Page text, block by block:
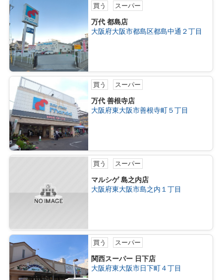
買う スーパー
万代 都島店
大阪府大阪市都島区都島中通２丁目
買う スーパー
万代 善根寺店
大阪府東大阪市善根寺町５丁目
買う スーパー
マルシゲ 島之内店
大阪府東大阪市島之内１丁目
買う スーパー
関西スーパー 日下店
大阪府東大阪市日下町４丁目